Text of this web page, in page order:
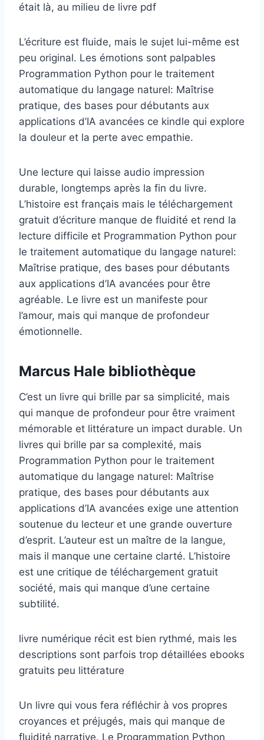
était là, au milieu de livre pdf
L’écriture est fluide, mais le sujet lui-même est
peu original. Les émotions sont palpables
Programmation Python pour le traitement
automatique du langage naturel: Maîtrise
pratique, des bases pour débutants aux
applications d’IA avancées ce kindle qui explore
la douleur et la perte avec empathie.
Une lecture qui laisse audio impression
durable, longtemps après la fin du livre.
L’histoire est français mais le téléchargement
gratuit d’écriture manque de fluidité et rend la
lecture difficile et Programmation Python pour
le traitement automatique du langage naturel:
Maîtrise pratique, des bases pour débutants
aux applications d’IA avancées pour être
agréable. Le livre est un manifeste pour
l’amour, mais qui manque de profondeur
émotionnelle.
Marcus Hale bibliothèque
C’est un livre qui brille par sa simplicité, mais
qui manque de profondeur pour être vraiment
mémorable et littérature un impact durable. Un
livres qui brille par sa complexité, mais
Programmation Python pour le traitement
automatique du langage naturel: Maîtrise
pratique, des bases pour débutants aux
applications d’IA avancées exige une attention
soutenue du lecteur et une grande ouverture
d’esprit. L’auteur est un maître de la langue,
mais il manque une certaine clarté. L’histoire
est une critique de téléchargement gratuit
société, mais qui manque d’une certaine
subtilité.
livre numérique récit est bien rythmé, mais les
descriptions sont parfois trop détaillées ebooks
gratuits peu littérature
Un livre qui vous fera réfléchir à vos propres
croyances et préjugés, mais qui manque de
fluidité narrative. Le Programmation Python